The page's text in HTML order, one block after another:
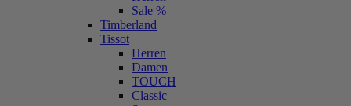
Sale %
Timberland
Tissot
Herren
Damen
TOUCH
Classic